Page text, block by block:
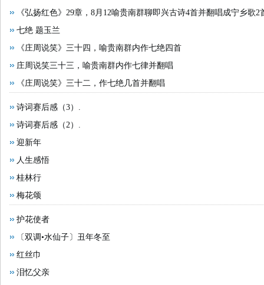
《弘扬红色》29章，8月12喻贵南群聊即兴古诗4首并翻唱成宁乡歌2
七绝 题玉兰
《庄周说笑》三十四，喻贵南群内作七绝四首
庄周说笑三十三，喻贵南群内作七律并翻唱
《庄周说笑》三十二，作七绝几首并翻唱
诗词赛后感（3）.
诗词赛后感（2）.
迎新年
人生感悟
桂林行
梅花颂
护花使者
〔双调•水仙子〕丑年冬至
红丝巾
泪忆父亲